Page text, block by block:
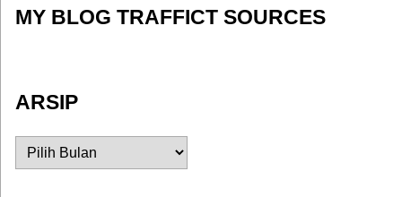
MY BLOG TRAFFICT SOURCES
ARSIP
ARSIP